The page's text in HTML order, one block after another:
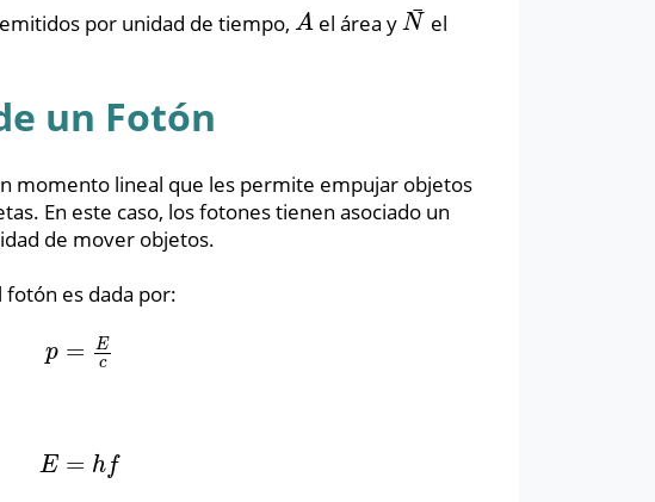
por unidad de tiempo,A
A el área yN
¯
N¯ el
un Fotón
momento lineal que les permite empujar objetos
En este caso, los fotones tienen asociado un
de mover objetos.
es dada por:
p =
E
c
p=Ec
E = h f
E= hf